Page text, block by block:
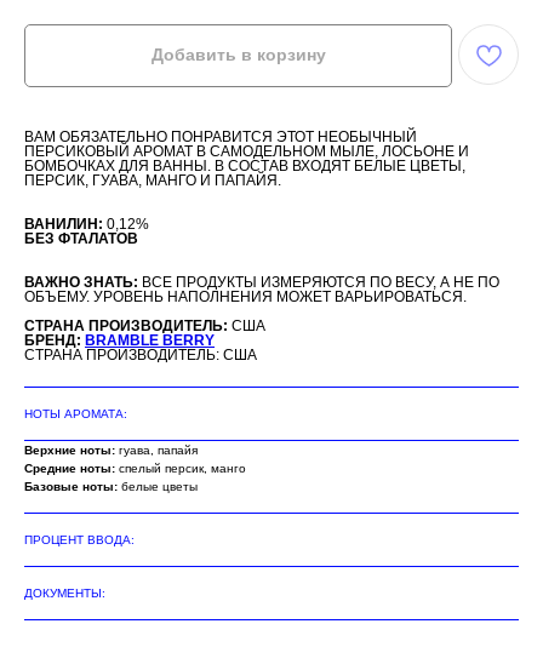
Добавить в корзину
ВАМ ОБЯЗАТЕЛЬНО ПОНРАВИТСЯ ЭТОТ НЕОБЫЧНЫЙ
ПЕРСИКОВЫЙ АРОМАТ В САМОДЕЛЬНОМ МЫЛЕ, ЛОСЬОНЕ И
БОМБОЧКАХ ДЛЯ ВАННЫ. В СОСТАВ ВХОДЯТ БЕЛЫЕ ЦВЕТЫ,
ПЕРСИК, ГУАВА, МАНГО И ПАПАЙЯ.
ВАНИЛИН: 0,12%
БЕЗ ФТАЛАТОВ
ВАЖНО ЗНАТЬ: ВСЕ ПРОДУКТЫ ИЗМЕРЯЮТСЯ ПО ВЕСУ, А НЕ ПО
ОБЪЕМУ. УРОВЕНЬ НАПОЛНЕНИЯ МОЖЕТ ВАРЬИРОВАТЬСЯ.
СТРАНА ПРОИЗВОДИТЕЛЬ: США
БРЕНД: BRAMBLE BERRY
СТРАНА ПРОИЗВОДИТЕЛЬ: США
НОТЫ АРОМАТА:
Верхние ноты: гуава, папайя
Средние ноты: спелый персик, манго
Базовые ноты: белые цветы
ПРОЦЕНТ ВВОДА:
ДОКУМЕНТЫ: